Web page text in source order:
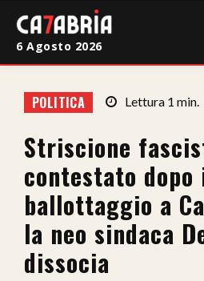
Cronaca
Giudiziaria
Politica
Sport
Attualità
6 Agosto 2026
POLITICA Lettura 1 min.
Striscione
contestato dopo
ballottaggio a
la neo sindaca
dissocia